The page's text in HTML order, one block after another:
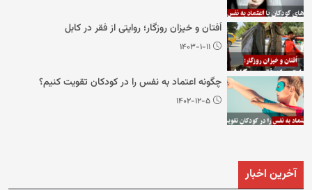
اُفتان و خیزان روزگار؛ روایتی از فقر در کابل
۱۴۰۳-۱-۱۱
چگونه اعتماد به نفس را در کودکان تقویت کنیم؟
۱۴۰۲-۱۲-۵
آخرین اخبار